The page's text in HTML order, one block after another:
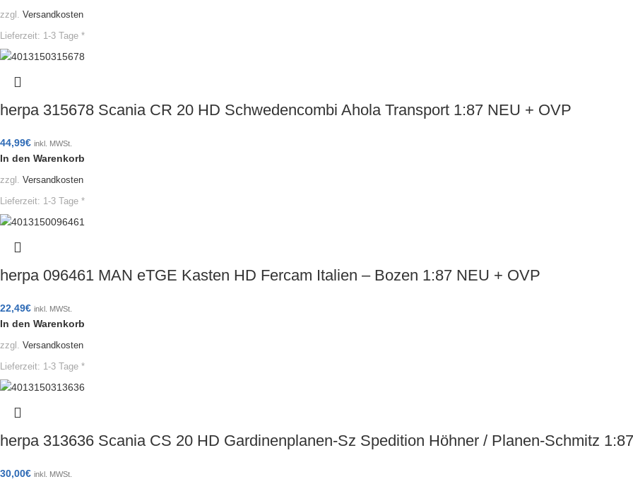
zzgl. Versandkosten
Lieferzeit: 1-3 Tage *
herpa 315678 Scania CR 20 HD Schwedencombi Ahola Transport 1:87 NEU + OVP
44,99€ inkl. MWSt.
In den Warenkorb
zzgl. Versandkosten
Lieferzeit: 1-3 Tage *
herpa 096461 MAN eTGE Kasten HD Fercam Italien – Bozen 1:87 NEU + OVP
22,49€ inkl. MWSt.
In den Warenkorb
zzgl. Versandkosten
Lieferzeit: 1-3 Tage *
herpa 313636 Scania CS 20 HD Gardinenplanen-Sz Spedition Höhner / Planen-Schmitz
30,00€ inkl. MWSt.